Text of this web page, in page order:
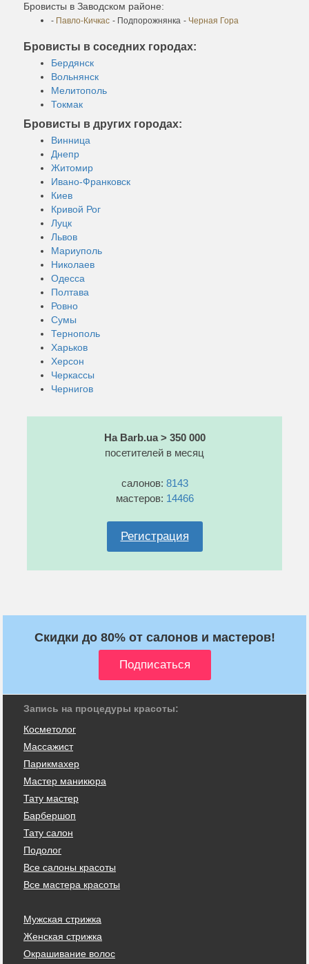
Бровисты в Заводском районе:
- Павло-Кичкас - Подпорожнянка - Черная Гора
Бровисты в соседних городах:
Бердянск
Вольнянск
Мелитополь
Токмак
Бровисты в других городах:
Винница
Днепр
Житомир
Ивано-Франковск
Киев
Кривой Рог
Луцк
Львов
Мариуполь
Николаев
Одесса
Полтава
Ровно
Сумы
Тернополь
Харьков
Херсон
Черкассы
Чернигов
На Barb.ua > 350 000
посетителей в месяц
салонов: 8143
мастеров: 14466
Регистрация
Скидки до 80% от салонов и мастеров!
Запись на процедуры красоты:
Косметолог
Массажист
Парикмахер
Мастер маникюра
Тату мастер
Барбершоп
Тату салон
Подолог
Все салоны красоты
Все мастера красоты
Мужская стрижка
Женская стрижка
Окрашивание волос